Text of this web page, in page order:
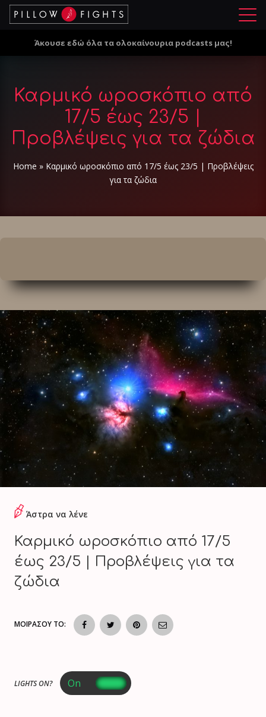
Μ
ο
Άκουσε εδώ όλα τα ολοκαίνουρια podcasts μας!
Καρμικό ωροσκόπιο από
17/5 έως 23/5 |
Προβλέψεις για τα ζώδια
Home » Καρμικό ωροσκόπιο από 17/5 έως 23/5 | Προβλέψεις
για τα ζώδια
Άστρα να λένε
Καρμικό ωροσκόπιο από 17/5
έως 23/5 | Προβλέψεις για τα
ζώδια
ΜΟΙΡΑΣΟΥ ΤΟ:
LIGHTS ON?